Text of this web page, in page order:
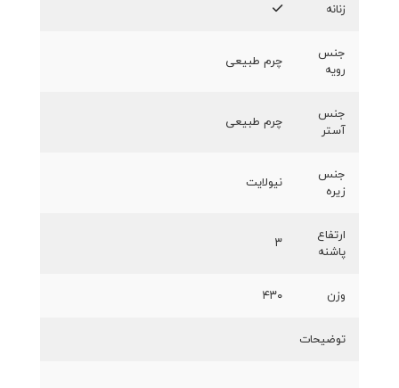
زنانه
جنس
رویه
چرم طبیعی
جنس
آستر
چرم طبیعی
جنس
زیره
نیولایت
ارتفاع
پاشنه
۳
وزن ۴۳۰
توضیحات